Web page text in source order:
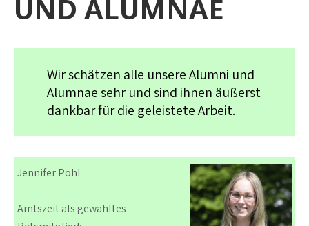
UND ALUMNAE
Wir schätzen alle unsere Alumni und
Alumnae sehr und sind ihnen äußerst
dankbar für die geleistete Arbeit.
Jennifer Pohl
Amtszeit als gewähltes